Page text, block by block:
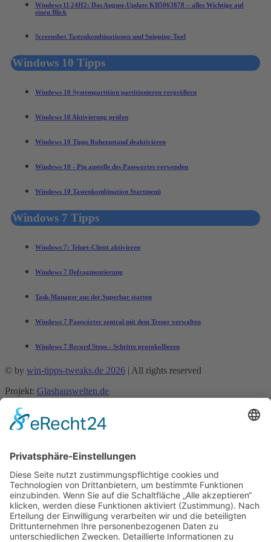
Windows 11 24H2: Das August‑Update KB5063878 – alles Wichtige auf
einen Blick
Screenshot Tastenkombinationen und Snipping-Tool
Windows 10 Tipps
Windows 10 Systempartition partitionieren vergrößern
Windows 10 Aktivierung prüfen
Windows 10 Tipps Ruhezustand deaktivieren
Windows 10 - Pin anstelle des Passwortes verwenden
Windows 10 Tastenkombination Startmenü
Windows 7 Tipps
Windows 7: Telnet-Client aktivieren
Windows 7 Defragmentierung
Task-Manager aus der Superbar starten
Windows 7 Passwörter zentral mit dem Tresor verwalten
Windows 7 Record Steps - Schritte protokollieren
© by win-tipps-tweaks.de 2026 | All rights reserved
Projekt: Glashauswelten.de
Mobile Menu Toggle
Excel
Outlook
Powerpoint
Allgemein
Künstliche Intelligenz
Gemini
ChatGPT